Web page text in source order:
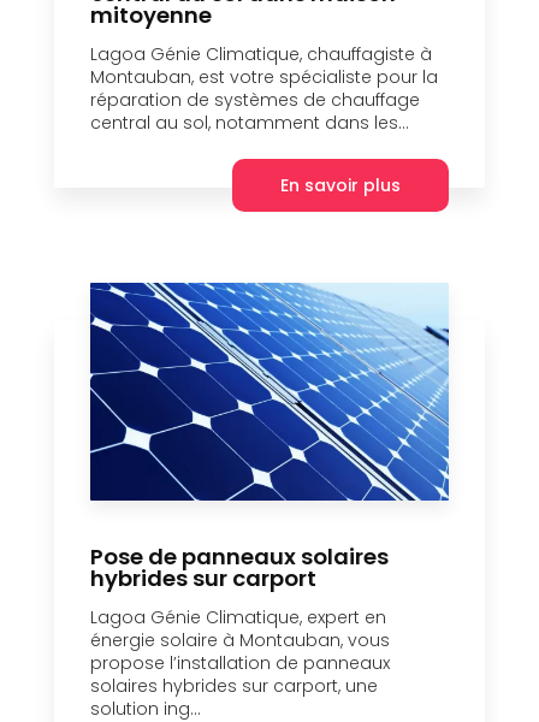
mitoyenne
Lagoa Génie Climatique, chauffagiste à
Montauban, est votre spécialiste pour la
réparation de systèmes de chauffage
central au sol, notamment dans les...
En savoir plus
Pose de panneaux solaires
hybrides sur carport
Lagoa Génie Climatique, expert en
énergie solaire à Montauban, vous
propose l’installation de panneaux
solaires hybrides sur carport, une
solution ing...